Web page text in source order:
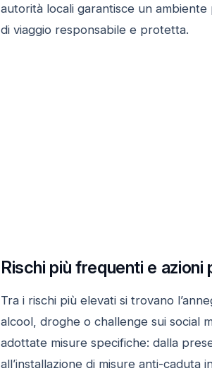
autorità locali garantisce un
di viaggio responsabile e protetta.
Rischi più frequenti e azioni
Tra i rischi più elevati si trovano
alcool, droghe o challenge sui social
adottate misure specifiche: dalla
all’installazione di misure anti-caduta